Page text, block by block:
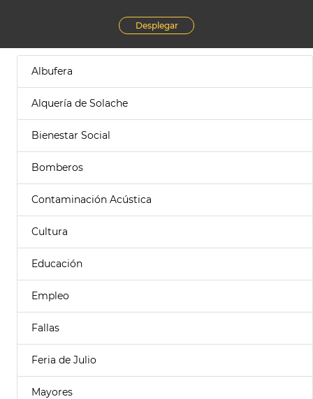
Desplegar
Albufera
Alquería de Solache
Bienestar Social
Bomberos
Contaminación Acústica
Cultura
Educación
Empleo
Fallas
Feria de Julio
Mayores